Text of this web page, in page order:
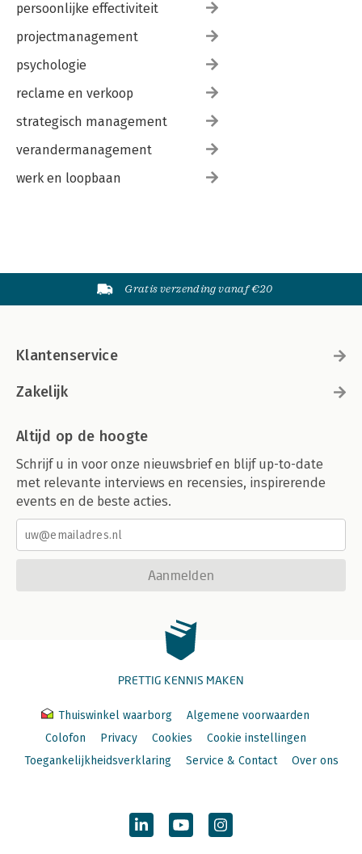
persoonlijke effectiviteit
projectmanagement
psychologie
reclame en verkoop
strategisch management
verandermanagement
werk en loopbaan
Gratis verzending vanaf €20
Klantenservice
Zakelijk
Altijd op de hoogte
Schrijf u in voor onze nieuwsbrief en blijf up-to-date
met relevante interviews en recensies, inspirerende
events en de beste acties.
Aanmelden
PRETTIG KENNIS MAKEN
Thuiswinkel waarborg
Algemene voorwaarden
Colofon
Privacy Cookies
Cookie instellingen
Toegankelijkheidsverklaring
Service & Contact Over ons